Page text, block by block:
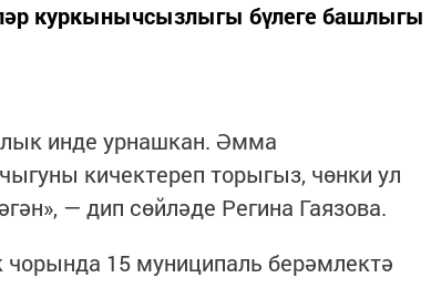
куркынычсызлыгы бүлеге башлыгы
инде урнашкан. Әмма
кичектереп торыгыз, чөнки ул
— дип сөйләде Регина Гаязова.
чорында 15 муниципаль берәмлектә